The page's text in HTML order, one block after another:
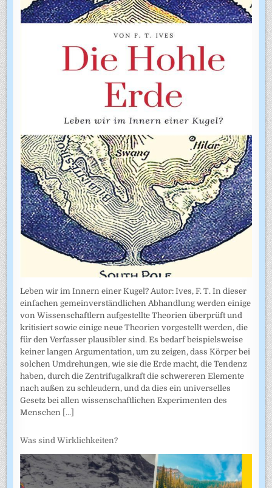
Leben wir im Innern einer Kugel? Autor: Ives, F. T. In dieser
einfachen gemeinverständlichen Abhandlung werden einige
von Wissenschaftlern aufgestellte Theorien überprüft und
kritisiert sowie einige neue Theorien vorgestellt werden, die
für den Verfasser plausibler sind. Es bedarf beispielsweise
keiner langen Argumentation, um zu zeigen, dass Körper bei
solchen Umdrehungen, wie sie die Erde macht, die Tendenz
haben, durch die Zentrifugalkraft die schwereren Elemente
nach außen zu schleudern, und da dies ein universelles
Gesetz bei allen wissenschaftlichen Experimenten des
Menschen [...]
Was sind Wirklichkeiten?